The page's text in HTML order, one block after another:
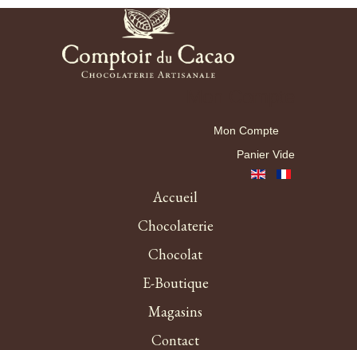
Mon Compte
Panier Vide
Accueil
Chocolaterie
Chocolat
E-Boutique
Magasins
Contact